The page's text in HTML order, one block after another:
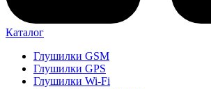
Каталог
Глушилки GSM
Глушилки GPS
Глушилки Wi-Fi